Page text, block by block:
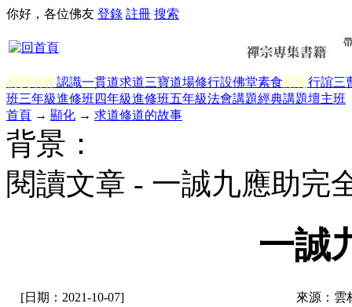
你好，各位佛友 登錄 註冊 搜索
前賢著作認識一貫道求道三寶道場修行設佛堂素食顯化行誼三
班三年級進修班四年級進修班五年級法會講題經典講題壇主班
首頁 → 顯化 → 求道修道的故事
背景：
閱讀文章 - 一誠九應助完
一誠
[日期：2021-10-07] 來源：雲